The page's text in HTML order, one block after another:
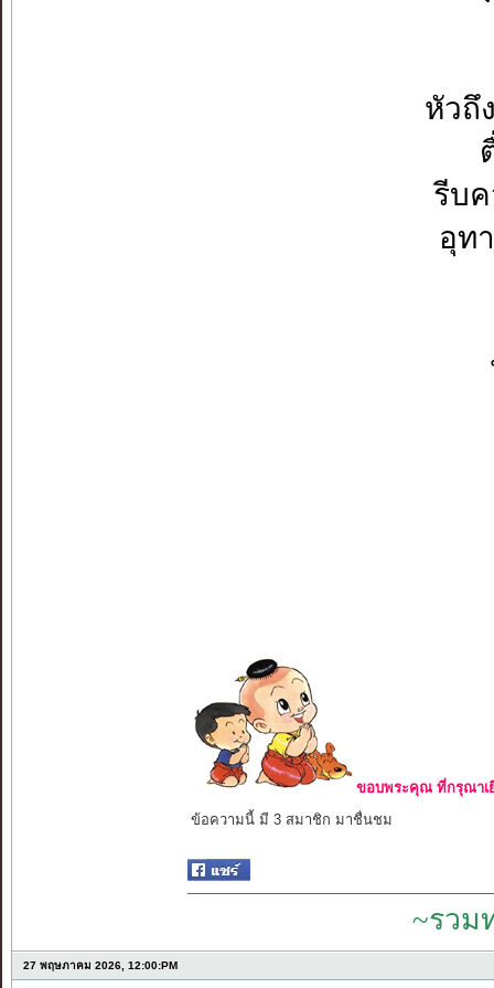
หัวถึ
รีบ
อุท
ขอบพระคุณ ที่กรุณาเ
ข้อความนี้ มี 3 สมาชิก มาชื่นชม
~รวม
27 พฤษภาคม 2026, 12:00:PM